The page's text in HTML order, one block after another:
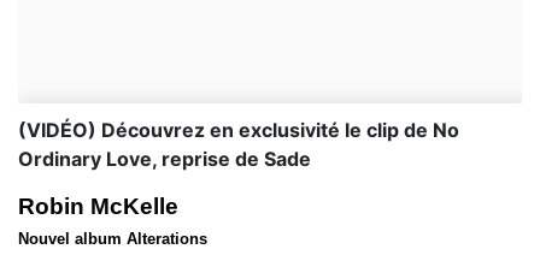
(VIDÉO) Découvrez en exclusivité le clip de No
Ordinary Love, reprise de Sade
Robin McKelle
Nouvel album Alterations